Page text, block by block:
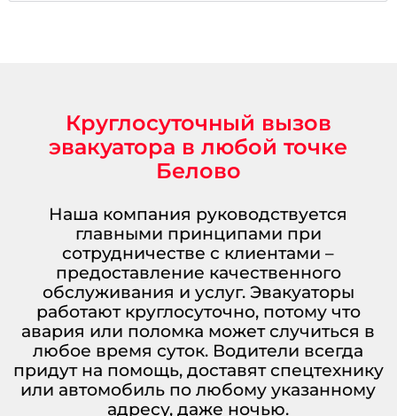
Круглосуточный вызов
эвакуатора в любой точке
Белово
Наша компания руководствуется
главными принципами при
сотрудничестве с клиентами –
предоставление качественного
обслуживания и услуг. Эвакуаторы
работают круглосуточно, потому что
авария или поломка может случиться в
любое время суток. Водители всегда
придут на помощь, доставят спецтехнику
или автомобиль по любому указанному
адресу, даже ночью.